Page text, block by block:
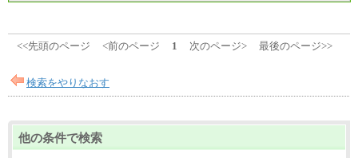
<<先頭のページ <前のページ 1 次のページ> 最後のページ>>
検索をやりなおす
他の条件で検索